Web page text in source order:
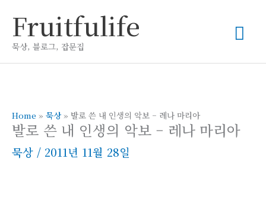
로
Fruitfulife
묵상, 블로그, 잡문집
메
인
뉴
Home » 묵상 » 발로 쓴 내 인생의 악보 – 레나 마리아
발로 쓴 내 인생의 악보 – 레나 마리아
묵상 / 2011년 11월 28일